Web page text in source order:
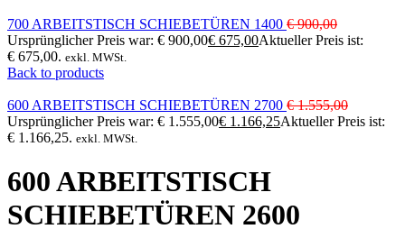
700 ARBEITSTISCH SCHIEBETÜREN 1400 €900,00
Ursprünglicher Preis war: € 900,00€ 675,00Aktueller Preis ist:
€ 675,00. exkl. MWSt.
Back to products
600 ARBEITSTISCH SCHIEBETÜREN 2700 €1.555,00
Ursprünglicher Preis war: € 1.555,00€ 1.166,25Aktueller Preis ist:
€ 1.166,25. exkl. MWSt.
600 ARBEITSTISCH
SCHIEBETÜREN 2600